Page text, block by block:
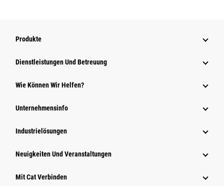
Produkte
Dienstleistungen Und Betreuung
Wie Können Wir Helfen?
Unternehmensinfo
Industrielösungen
Neuigkeiten Und Veranstaltungen
Mit Cat Verbinden